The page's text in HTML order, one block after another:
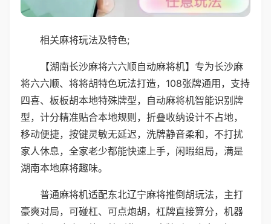
相关麻将玩法及特色;
【湖南长沙麻将六六顺自动麻将机】专为长沙麻
将六六顺、将将胡特色玩法打造，108张牌通用，支持
四喜、板板胡本地特殊牌型，自动麻将机智能识别牌
型，计分精准贴合本地规则，折叠收纳设计不占地，
移动便捷，按键灵敏无延迟，洗牌静音柔和，不打扰
家人休息，全家老少都能快速上手，闲暇组局，满是
湖南本地麻将趣味。
普通麻将机适配东北辽宁麻将推倒胡玩法，主打
豪爽对局，可碰杠、可点炮胡，杠牌直接算分，机器